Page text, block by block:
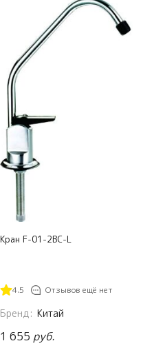
Кран F-01-2BC-L
4.5 Отзывов ещё нет
Бренд: Китай
1 655 руб.